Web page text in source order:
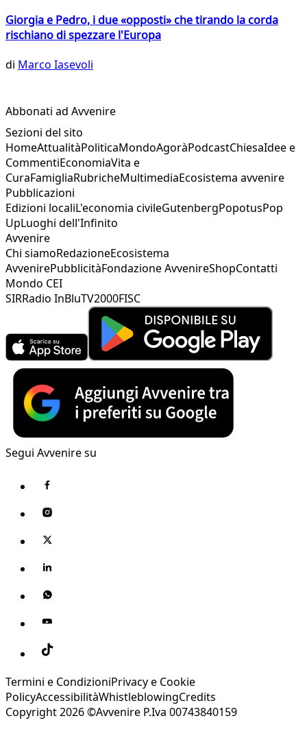
Giorgia e Pedro, i due «opposti» che tirando la corda
rischiano di spezzare l'Europa
di Marco Iasevoli
Abbonati ad Avvenire
Sezioni del sito
HomeAttualitàPoliticaMondoAgoràPodcastChiesaIdee e
CommentiEconomiaVita e
CuraFamigliaRubricheMultimediaEcosistema avvenire
Pubblicazioni
Edizioni localiL'economia civileGutenbergPopotusPop
UpLuoghi dell'Infinito
Avvenire
Chi siamoRedazioneEcosistema
AvvenirePubblicitàFondazione AvvenireShopContatti
Mondo CEI
SIRRadio InBluTV2000FISC
Segui Avvenire su
Termini e CondizioniPrivacy e Cookie
PolicyAccessibilitàWhistleblowingCredits
Copyright 2026 ©Avvenire P.Iva 00743840159